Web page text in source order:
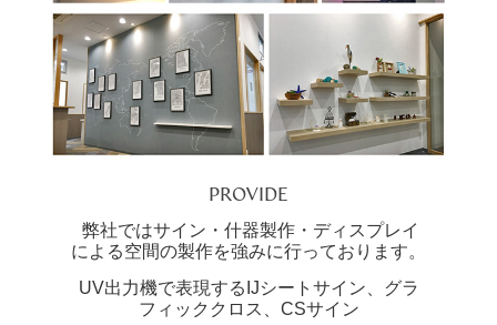
PROVIDE
弊社ではサイン・什器製作・ディスプレイ
による空間の製作を強みに行っております。
UV出力機で表現するIJシートサイン、グラ
フィッククロス、CSサイン